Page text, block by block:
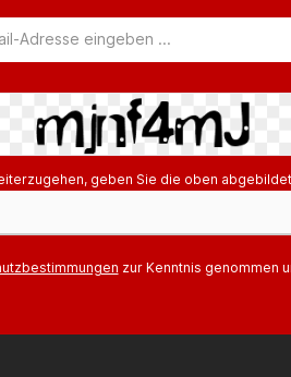
Mail-
Adresse*
geben Sie die oben
zur Kenntnis genommen